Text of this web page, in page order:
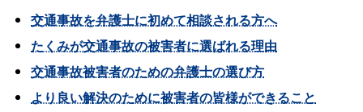
交通事故を弁護士に初めて相談される方へ
たくみが交通事故の被害者に選ばれる理由
交通事故被害者のための弁護士の選び方
より良い解決のために被害者の皆様ができること